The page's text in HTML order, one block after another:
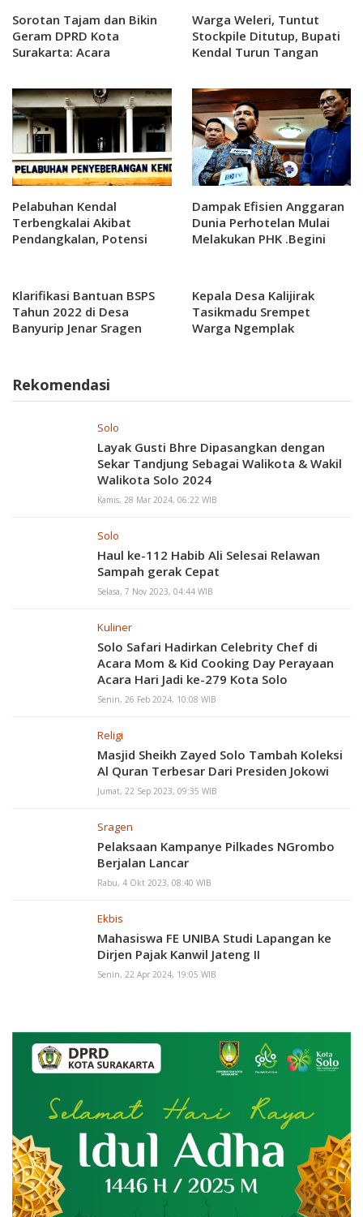
Sorotan Tajam dan Bikin
Geram DPRD Kota
Surakarta: Acara
Warga Weleri, Tuntut
Stockpile Ditutup, Bupati
Kendal Turun Tangan
Pelabuhan Kendal
Terbengkalai Akibat
Pendangkalan, Potensi
Dampak Efisien Anggaran
Dunia Perhotelan Mulai
Melakukan PHK .Begini
Klarifikasi Bantuan BSPS
Tahun 2022 di Desa
Banyurip Jenar Sragen
Kepala Desa Kalijirak
Tasikmadu Srempet
Warga Ngemplak
Rekomendasi
Solo
Layak Gusti Bhre Dipasangkan dengan
Sekar Tandjung Sebagai Walikota & Wakil
Walikota Solo 2024
Kamis, 28 Mar 2024, 06:22 WIB
Solo
Haul ke-112 Habib Ali Selesai Relawan
Sampah gerak Cepat
Selasa, 7 Nov 2023, 04:44 WIB
Kuliner
Solo Safari Hadirkan Celebrity Chef di
Acara Mom & Kid Cooking Day Perayaan
Acara Hari Jadi ke-279 Kota Solo
Senin, 26 Feb 2024, 10:08 WIB
Religi
Masjid Sheikh Zayed Solo Tambah Koleksi
Al Quran Terbesar Dari Presiden Jokowi
Jumat, 22 Sep 2023, 09:35 WIB
Sragen
Pelaksaan Kampanye Pilkades NGrombo
Berjalan Lancar
Rabu, 4 Okt 2023, 08:40 WIB
Ekbis
Mahasiswa FE UNIBA Studi Lapangan ke
Dirjen Pajak Kanwil Jateng II
Senin, 22 Apr 2024, 19:05 WIB